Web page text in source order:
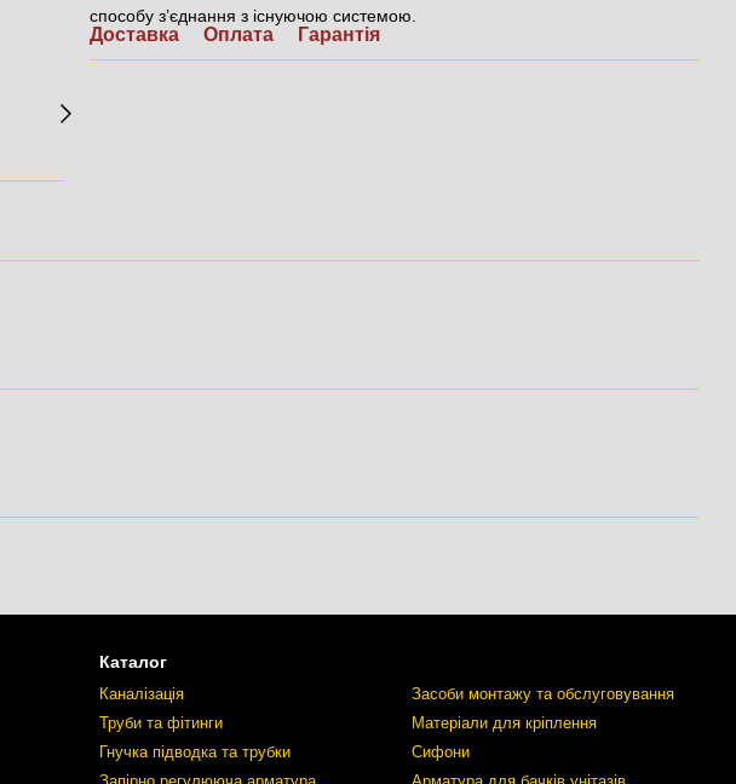
способу з’єднання з існуючою системою.
Доставка Оплата Гарантія
Каталог
Каналізація
Труби та фітинги
Гнучка підводка та трубки
Засоби монтажу та обслуговування
Матеріали для кріплення
Сифони